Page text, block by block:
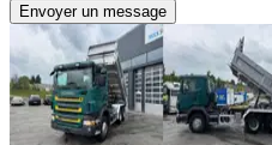
Envoyer un message